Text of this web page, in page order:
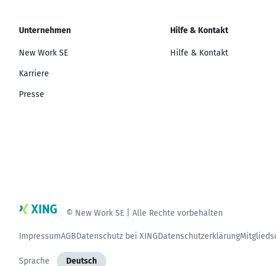
Unternehmen
New Work SE
Karriere
Presse
Hilfe & Kontakt
Hilfe & Kontakt
© New Work SE | Alle Rechte vorbehalten
ImpressumAGBDatenschutz bei XINGDatenschutzerklärung
Sprache Deutsch